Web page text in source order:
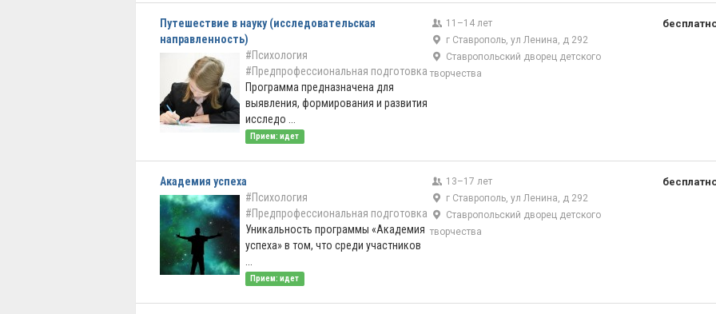
Путешествие в науку (исследовательская
направленность)
#Психология
#Предпрофессиональная подготовка
Программа предназначена для
выявления, формирования и развития
исследо ...
Прием: идет
11–14 лет
г Ставрополь, ул Ленина, д 292
Ставропольский дворец детского
творчества
Академия успеха
#Психология
#Предпрофессиональная подготовка
Уникальность программы «Академия
успеха» в том, что среди участников
Прием: идет
13–17 лет
г Ставрополь, ул Ленина, д 292
Ставропольский дворец детского
творчества